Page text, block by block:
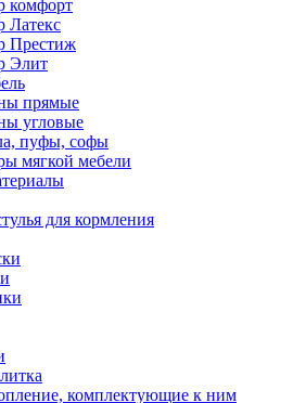
комфорт
Латекс
Престиж
Элит
прямые
угловые
пуфы, софы
мягкой мебели
для кормления
комплектующие к ним